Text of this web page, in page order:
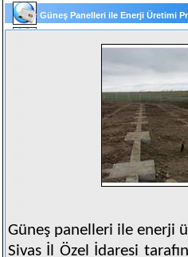
Güneş Panelleri ile Enerji Üretimi
Güneş panelleri ile enerji
Sivas İl Özel İdaresi